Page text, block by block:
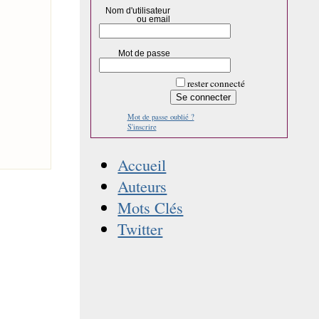
Nom d'utilisateur
ou email
Mot de passe
rester connecté
Mot de passe oublié ?
S'inscrire
Accueil
Auteurs
Mots Clés
Twitter